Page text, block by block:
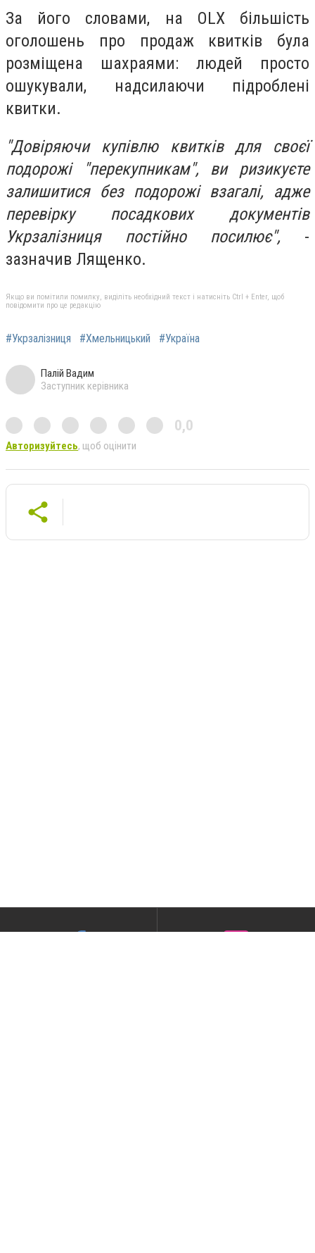
За його словами, на OLX більшість
оголошень про продаж квитків була
розміщена шахраями: людей просто
ошукували, надсилаючи підроблені
квитки.
"Довіряючи купівлю квитків для своєї
подорожі "перекупникам", ви ризикуєте
залишитися без подорожі взагалі, адже
перевірку посадкових документів
Укрзалізниця постійно посилює", -
зазначив Лященко.
Якщо ви помітили помилку, виділіть необхідний текст і натисніть Ctrl + Enter, щоб
повідомити про це редакцію
#Укрзалізниця #Хмельницький #Україна
Палій Вадим
Заступник керівника
0,0
Авторизуйтесь, щоб оцінити